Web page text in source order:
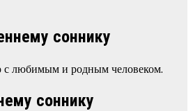
соннику
любимым и родным человеком.
соннику